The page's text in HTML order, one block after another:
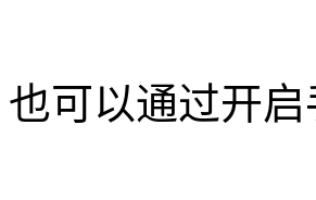
也可以通过开